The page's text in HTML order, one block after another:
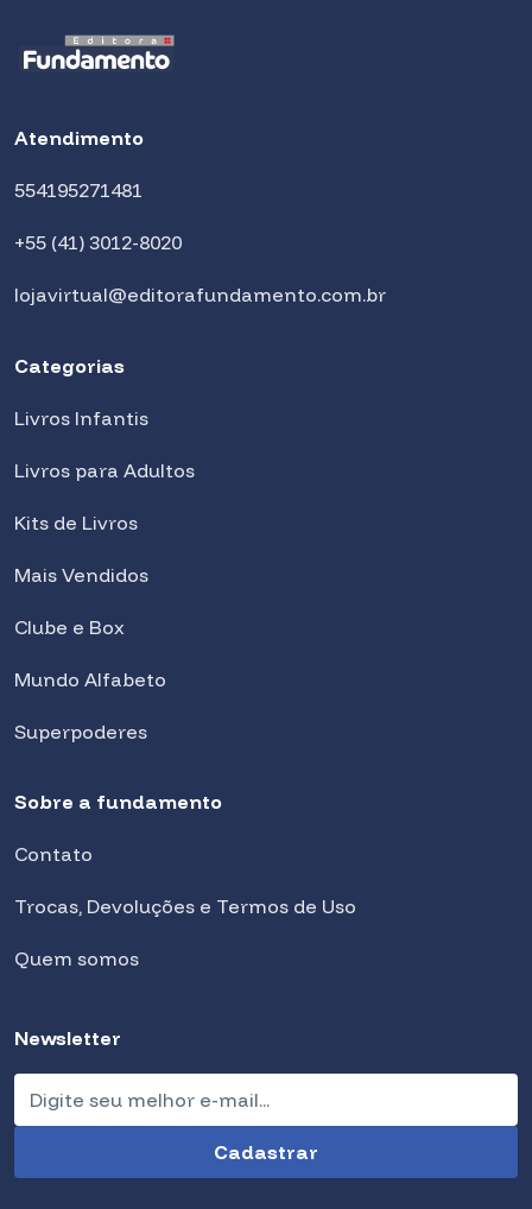
Atendimento
554195271481
+55 (41) 3012-8020
lojavirtual@editorafundamento.com.br
Categorias
Livros Infantis
Livros para Adultos
Kits de Livros
Mais Vendidos
Clube e Box
Mundo Alfabeto
Superpoderes
Sobre a fundamento
Contato
Trocas, Devoluções e Termos de Uso
Quem somos
Newsletter